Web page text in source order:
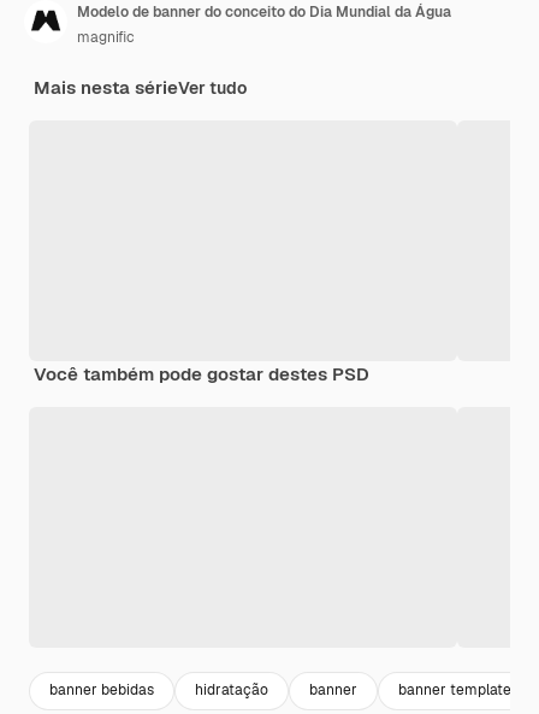
Modelo de banner do conceito do Dia Mundial da Água
magnific
Mais nesta sérieVer tudo
Você também pode gostar destes PSD
banner bebidas hidratação banner banner template